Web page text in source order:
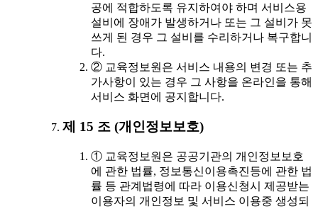
공에 적합하도록 유지하여야 하며 서비스용
설비에 장애가 발생하거나 또는 그 설비가 못
쓰게 된 경우 그 설비를 수리하거나 복구합니
다.
② 교육정보원은 서비스 내용의 변경 또는 추
가사항이 있는 경우 그 사항을 온라인을 통해
서비스 화면에 공지합니다.
제 15 조 (개인정보보호)
① 교육정보원은 공공기관의 개인정보보호
에 관한 법률, 정보통신이용촉진등에 관한 법
률 등 관계법령에 따라 이용신청시 제공받는
이용자의 개인정보 및 서비스 이용중 생성되